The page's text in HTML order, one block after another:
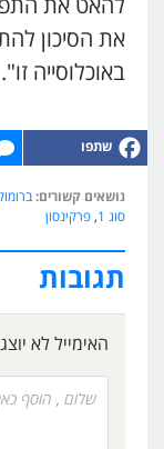
להאט את
את הסיכון
באוכלוסייה זו".
נושאים קשורים:
סוג 1
, פרקינסון
תגובות
האימייל לא